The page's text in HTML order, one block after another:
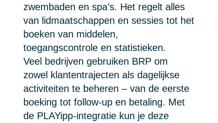
zwembaden en spa’s. Het regelt alles
van lidmaatschappen en sessies tot het
boeken van middelen,
toegangscontrole en statistieken.
Veel bedrijven gebruiken BRP om
zowel klantentrajecten als dagelijkse
activiteiten te beheren – van de eerste
boeking tot follow-up en betaling. Met
de PLAYipp-integratie kun je deze